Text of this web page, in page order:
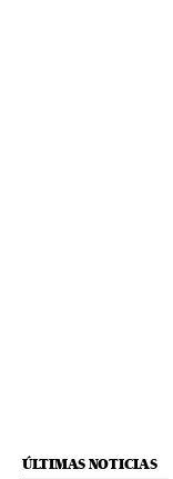
ÚLTIMAS NOTICIAS